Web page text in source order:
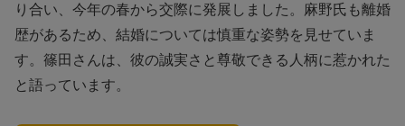
り合い、今年の春から交際に発展しました。麻野氏も離婚
歴があるため、結婚については慎重な姿勢を見せていま
す。篠田さんは、彼の誠実さと尊敬できる人柄に惹かれた
と語っています。